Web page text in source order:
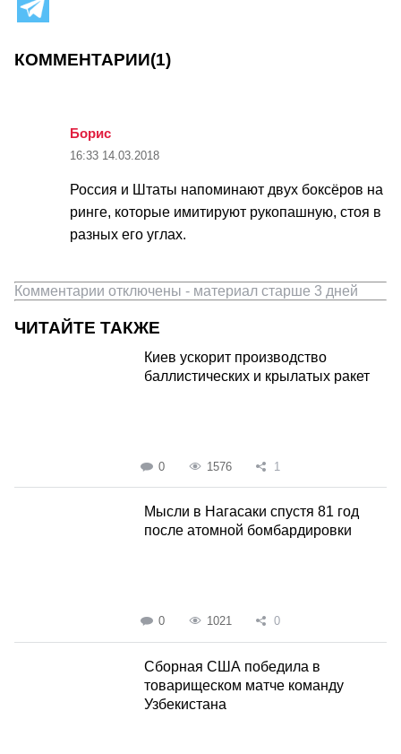
КОММЕНТАРИИ(1)
Борис
16:33 14.03.2018
Россия и Штаты напоминают двух боксёров на
ринге, которые имитируют рукопашную, стоя в
разных его углах.
Комментарии отключены - материал старше 3 дней
ЧИТАЙТЕ ТАКЖЕ
Киев ускорит производство
баллистических и крылатых ракет
0 1576 1
Мысли в Нагасаки спустя 81 год
после атомной бомбардировки
0 1021 0
Сборная США победила в
товарищеском матче команду
Узбекистана